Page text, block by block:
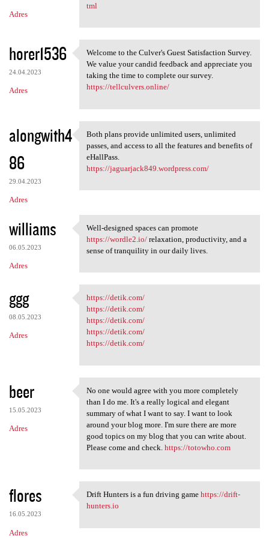
Adres
tml
horer1536
24.04.2023
Adres
Welcome to the Culver's Guest
Welcome to the Culver's Guest Satisfaction Survey.
We value your candid feedback and appreciate you
taking the time to complete our survey.
https://tellculvers.online/
alongwith4
86
29.04.2023
Adres
Both plans provide unlimited
Both plans provide unlimited users, unlimited
passes, and access to all the features and benefits of
eHallPass.
https://jaguarjack849.wordpress.com/
williams
06.05.2023
Adres
Well-designed spaces can
Well-designed spaces can promote
https://wordle2.io/relaxation, productivity, and a
sense of tranquility in our daily lives.
ggg
08.05.2023
Adres
https://detik.com/
https://detik.com/
https://detik.com/
https://detik.com/
https://detik.com/
https://detik.com/
beer
15.05.2023
Adres
No one would agree with you
No one would agree with you more completely
than I do me. It's a really logical and elegant
summary of what I want to say. I want to look
around your blog more. I'm sure there are more
good topics on my blog that you can write about.
Please come and check. https://totowho.com
flores
16.05.2023
Adres
Drift Hunters is a fun
Drift Hunters is a fun driving game https://drift-
hunters.io